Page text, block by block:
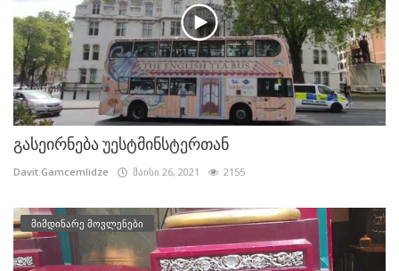
გასეირნება უესტმინსტერთან
Davit.Gamcemlidze მაისი 26, 2021 2155
მიმდინარე მოვლენები